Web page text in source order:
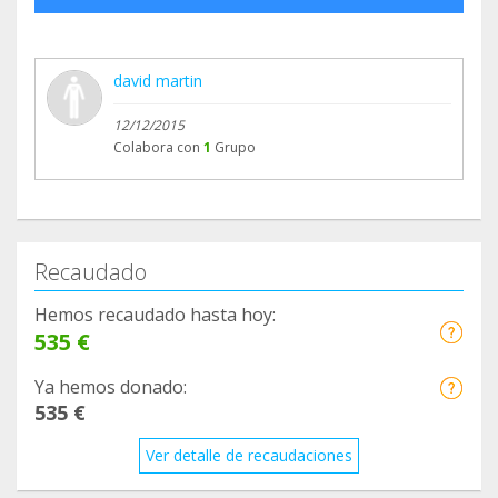
david martin
12/12/2015
Colabora con 1 Grupo
Recaudado
Hemos recaudado hasta hoy:
535 €
Ya hemos donado:
535 €
Ver detalle de recaudaciones